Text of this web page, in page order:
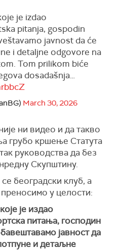
je izdao
pitanja, gospodin
javnost da će
i detaljne odgovore na
Tom prilikom biće
dosadašnja…
March 30, 2026
ни видео и да такво
грубо кршење Статута
руководства да без
Скупштину.
београдски клуб, а
у целости:
је издао
питања, господин
јавност да
и детаљне